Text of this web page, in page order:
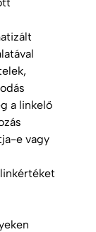
a linkelő
e vagy